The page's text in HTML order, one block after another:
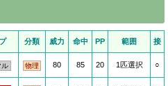
分類 威力 命中 PP 範囲 接
ル 物理 80 85 20 1匹選択 ○